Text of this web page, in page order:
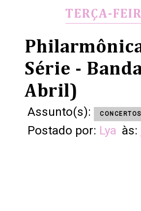
TERÇA-
Série -
Abril)
Assunto(s):
Postado por: Lya às: